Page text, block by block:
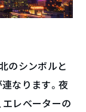
のシンボルと
なります。夜
エレベーターの